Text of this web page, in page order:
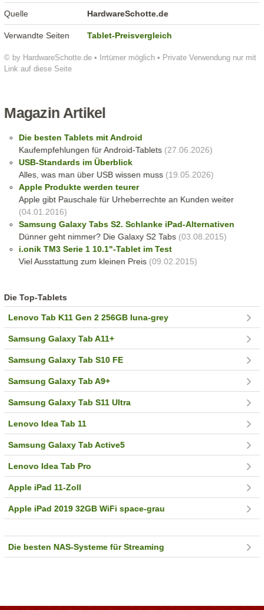
© by HardwareSchotte.de • Irrtümer möglich • Private Verwendung nur mit
Link auf diese Seite
Quelle HardwareSchotte.de
Verwandte Seiten Tablet-Preisvergleich
Magazin Artikel
Die besten Tablets mit Android
Kaufempfehlungen für Android-Tablets(27.06.2026)
USB-Standards im Überblick
Alles, was man über USB wissen muss(19.05.2026)
Apple Produkte werden teurer
Apple gibt Pauschale für Urheberrechte an Kunden weiter
(04.01.2016)
Samsung Galaxy Tabs S2. Schlanke iPad-Alternativen
Dünner geht nimmer? Die Galaxy S2 Tabs(03.08.2015)
i.onik TM3 Serie 1 10.1"-Tablet im Test
Viel Ausstattung zum kleinen Preis(09.02.2015)
Die Top-Tablets
Lenovo Tab K11 Gen 2 256GB luna-grey
Samsung Galaxy Tab A11+
Samsung Galaxy Tab S10 FE
Samsung Galaxy Tab A9+
Samsung Galaxy Tab S11 Ultra
Lenovo Idea Tab 11
Samsung Galaxy Tab Active5
Lenovo Idea Tab Pro
Apple iPad 11-Zoll
Apple iPad 2019 32GB WiFi space-grau
Die besten NAS-Systeme für Streaming